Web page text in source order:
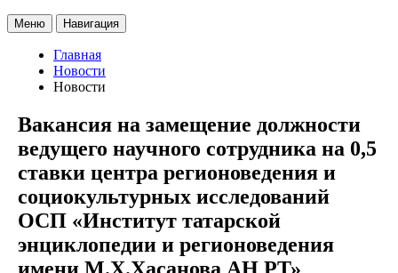
Меню Навигация
Главная
Новости
Новости
Вакансия на замещение должности
ведущего научного сотрудника на 0,5
ставки центра регионоведения и
социокультурных исследований
ОСП «Институт татарской
энциклопедии и регионоведения
имени М.Х.Хасанова АН РТ»